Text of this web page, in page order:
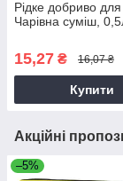
Рідке добриво для
Чарівна суміш,
15,27 ₴ 16,07 ₴
Купити
Акційні
–5%